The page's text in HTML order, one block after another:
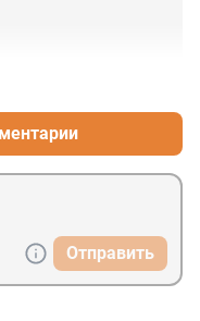
Отправить